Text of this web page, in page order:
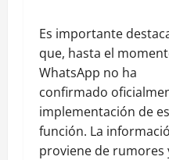
Es importante
que, hasta el
WhatsApp no ha
confirmado
implementación de
función. La
proviene de rumores